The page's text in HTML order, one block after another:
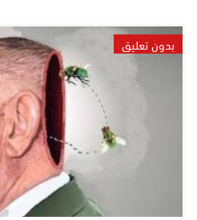
بدون تعليق